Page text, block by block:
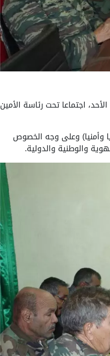
اجتماعا تحت رئاسة الأمين
وأمنيا) وعلى وجه الخصوص
والوطنية والدولية.